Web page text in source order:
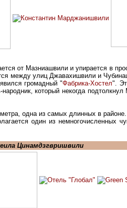
от Мазниашвили и упирается в
между улиц Джавахишвили и
громадный "Фабрика-Хостел".
который некогда подтолкнул
одна из самых длинных в районе.
один из немногочисленных
Цинамдзгвришвили